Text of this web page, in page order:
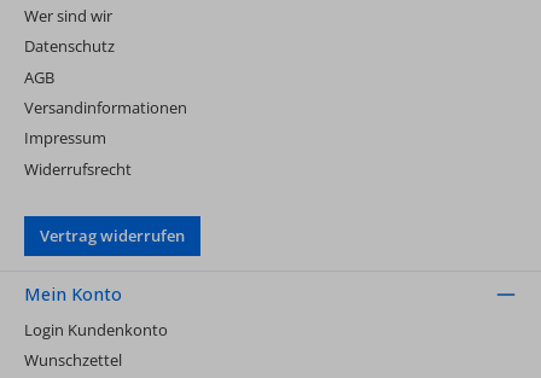
Wer sind wir
Datenschutz
AGB
Versandinformationen
Impressum
Widerrufsrecht
Vertrag widerrufen
Mein Konto
Login Kundenkonto
Wunschzettel